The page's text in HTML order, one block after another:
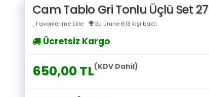
Cam Tablo Gri Tonlu Üçlü Set 27
Favorilerime Ekle Bu ürüne 613 kişi baktı
Ücretsiz Kargo
650,00 TL(KDV Dahil)